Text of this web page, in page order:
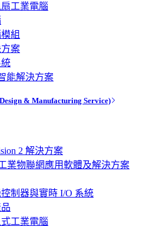
工業電腦
組
案
能解決方案
& Manufacturing Service)
2 解決方案
業物聯網應用軟體及解決方案
制器與實時 I/O 系統
工業電腦